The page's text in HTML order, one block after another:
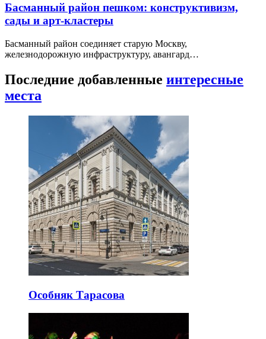
Басманный район пешком: конструктивизм,
сады и арт-кластеры
Басманный район соединяет старую Москву,
железнодорожную инфраструктуру, авангард…
Последние добавленные интересные
места
Особняк Тарасова